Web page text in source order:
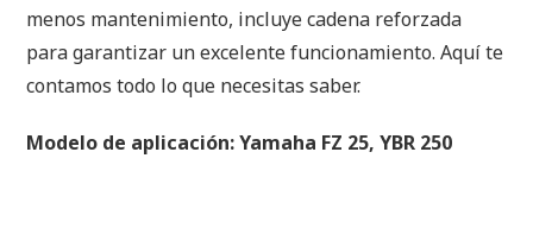
menos mantenimiento, incluye cadena reforzada
para garantizar un excelente funcionamiento. Aquí te
contamos todo lo que necesitas saber.
Modelo de aplicación: Yamaha FZ 25, YBR 250